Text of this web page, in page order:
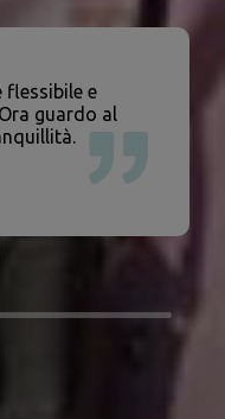
flessibile e
guardo al